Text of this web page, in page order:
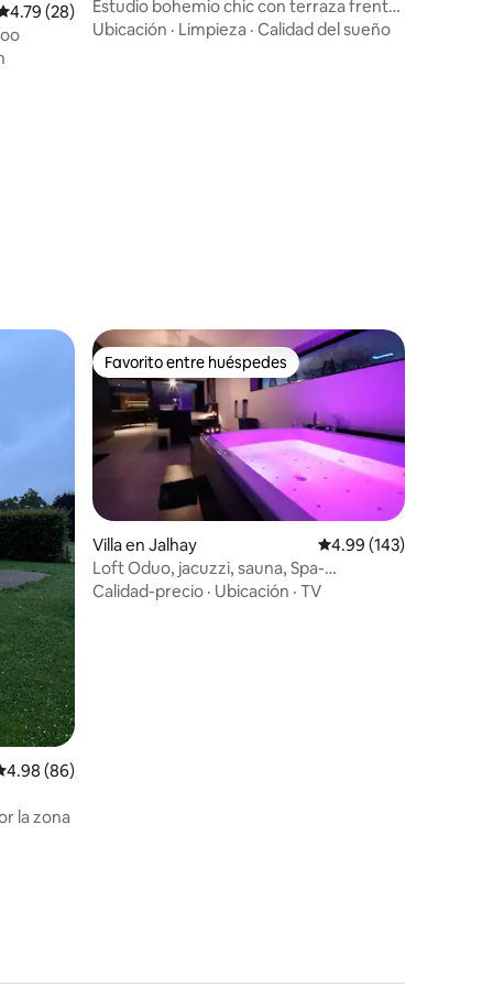
promedio: 4.79 de 5, 28 reseñas
4.79 (28)
Estudio bohemio chic con terraza frente
al lago
Ubicación · Limpieza · Calidad del sueño
promedio: 4.98 de 5, 86 reseñas
4.98 (86)
la zona
Favorito entre huéspedes
Favorito entre huéspedes
Villa en Jalhay Calificación promedio:
4.99 (143)
Loft Oduo, jacuzzi, sauna, Spa-
Francorchamps
Calidad-precio · Ubicación · TV